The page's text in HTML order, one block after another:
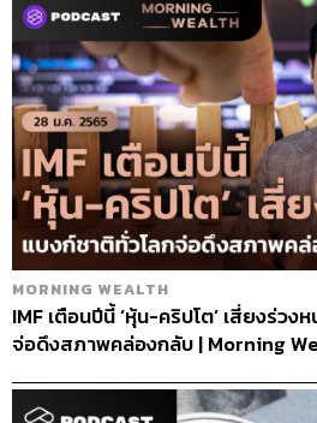
MORNING WEALTH
IMF เตือนปีนี้ ‘หุ้น-คริปโต’ เสี่ยงร่วง
จ่อดึงสภาพคล่องกลับ | Morning